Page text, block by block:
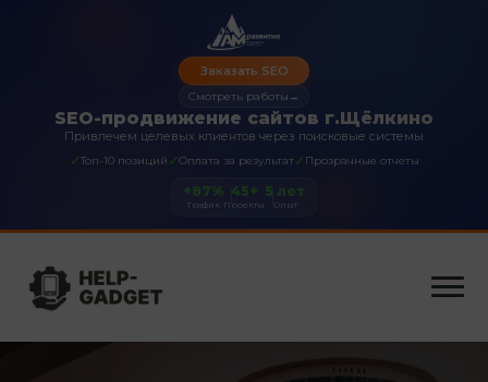
SEO-продвижение сайтов г.Щёлкино
Привлечем целевых клиентов через поисковые системы
✓Топ-10 позиций ✓Оплата за результат✓ Прозрачные отчеты
Заказать SEO
Смотреть работы →
+87%
Трафик
45+
Проекты
5 лет
Опыт